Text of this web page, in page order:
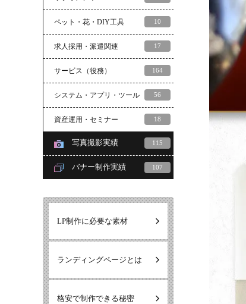
ペット・花・DIY工具 10
求人採用・派遣関連 17
サービス（役務） 164
システム・アプリ・ツール 56
資産運用・セミナー 18
写真撮影実績 115
バナー制作実績 107
LP制作に必要な素材
ランディングページとは
格安で制作できる秘密